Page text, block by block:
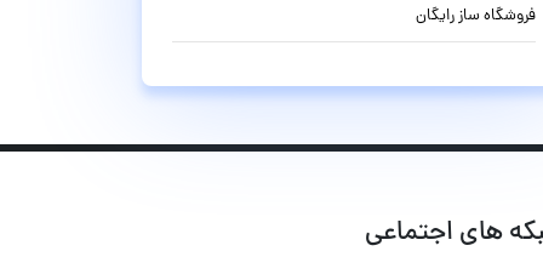
فروشگاه ساز رایگان
های اجتماعی